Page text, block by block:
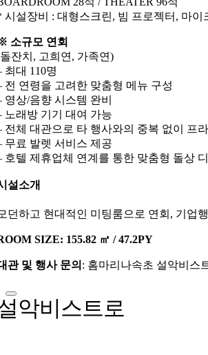
시설장비 : 대형스크린, 빔 프로젝터, 마이
소규모 연회
잔치, 고희연, 가족연)
최대 110명
전 연령을 고려한 맞춤형 메뉴 구성
영상/음향 시스템 완비
노래방 기기 대여 가능
전체 대관으로 타 행사와의 중복 없이 프
무료 발렛 서비스 제공
호텔 제휴업체 연계를 통한 맞춤형 돌상
설소개
던하고 현대적인 미팅룸으로 연회, 기업
SIZE: 155.82 ㎡ / 47.2PY
관 및 행사 문의 : 홈마리나속초 설악비스
악비스트로